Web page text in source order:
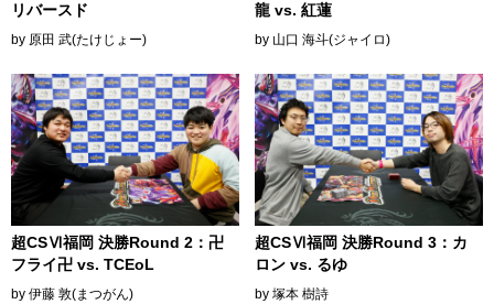
リバースド
by 原田 武(たけじょー)
龍 vs. 紅蓮
by 山口 海斗(ジャイロ)
超CSⅥ福岡 決勝Round 2：卍
フライ卍 vs. TCEoL
by 伊藤 敦(まつがん)
超CSⅥ福岡 決勝Round 3：カ
ロン vs. るゆ
by 塚本 樹詩